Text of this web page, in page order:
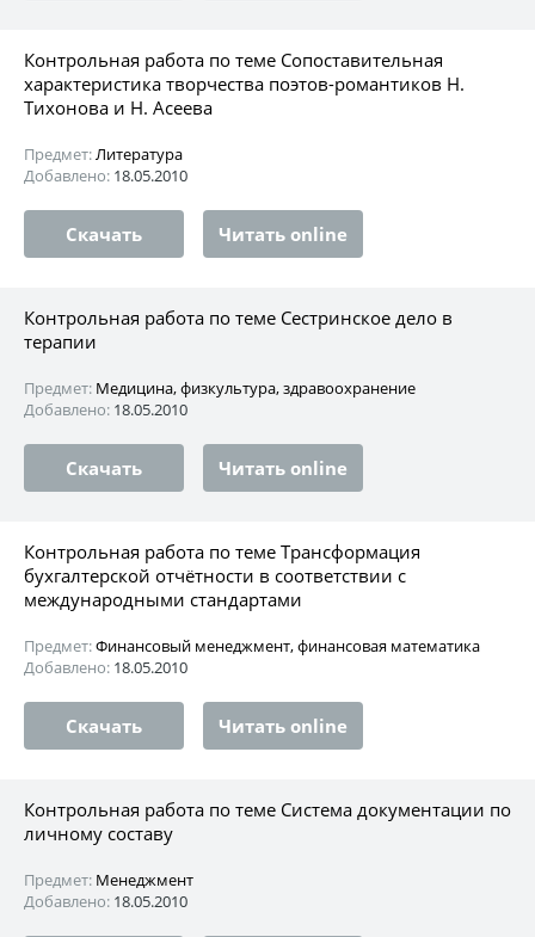
Контрольная работа по теме Сопоставительная
характеристика творчества поэтов-романтиков Н.
Тихонова и Н. Асеева
Предмет:Литература
Добавлено: 18.05.2010
Скачать Читать online
Контрольная работа по теме Сестринское дело в
терапии
Предмет: Медицина, физкультура, здравоохранение
Добавлено: 18.05.2010
Скачать Читать online
Контрольная работа по теме Трансформация
бухгалтерской отчётности в соответствии с
международными стандартами
Предмет:Финансовый менеджмент, финансовая математика
Добавлено: 18.05.2010
Скачать Читать online
Контрольная работа по теме Система документации по
личному составу
Предмет: Менеджмент
Добавлено: 18.05.2010